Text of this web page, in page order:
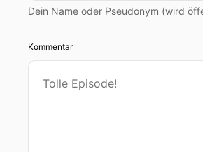
Dein Name oder Pseudonym (wird
Kommentar